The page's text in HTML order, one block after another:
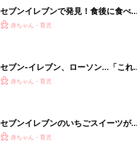
しょに「うがいパワー」で一年中！
健やか
PR（iNova｜Hugkum）